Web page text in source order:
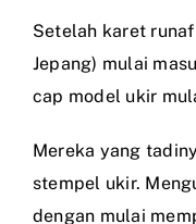
Setelah karet
Jepang) mulai
cap model ukir
Mereka yang
stempel ukir.
dengan mulai